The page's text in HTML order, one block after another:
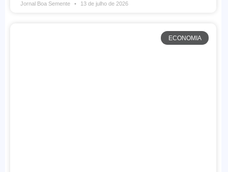
Jornal Boa Semente 13 de julho de 2026
ECONOMIA